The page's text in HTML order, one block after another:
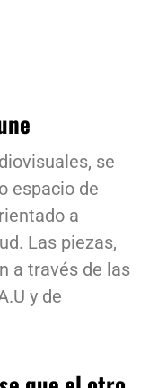
se
espacio de
a
Las piezas,
a través de las
y de